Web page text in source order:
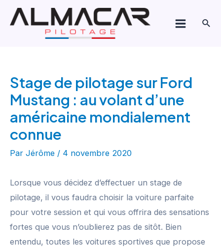
Aller
Menu
Stage de pilotage sur Ford
Mustang : au volant d’une
américaine mondialement
connue
Par Jérôme / 4 novembre 2020
Lorsque vous décidez d’effectuer un stage de
pilotage, il vous faudra choisir la voiture parfaite
pour votre session et qui vous offrira des sensations
fortes que vous n’oublierez pas de sitôt. Bien
entendu, toutes les voitures sportives que propose
Navigation
de